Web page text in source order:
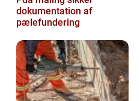
dokumentation af
pælefundering